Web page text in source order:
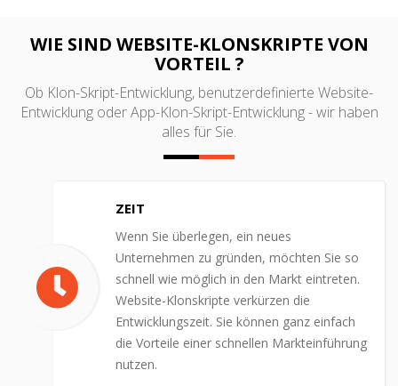
WIE SIND WEBSITE-KLONSKRIPTE VON
VORTEIL ?
Ob Klon-Skript-Entwicklung, benutzerdefinierte Website-
Entwicklung oder App-Klon-Skript-Entwicklung - wir haben
alles für Sie.
ZEIT
Wenn Sie überlegen, ein neues
Unternehmen zu gründen, möchten Sie so
schnell wie möglich in den Markt eintreten.
Website-Klonskripte verkürzen die
Entwicklungszeit. Sie können ganz einfach
die Vorteile einer schnellen Markteinführung
nutzen.